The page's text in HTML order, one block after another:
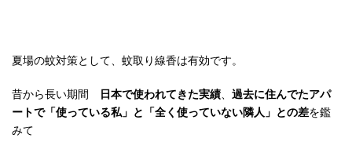
夏場の蚊対策として、蚊取り線香は有効です。
昔から長い期間 日本で使われてきた実績
過去に住んでたアパ
ートで「使っている私」と「全く使っていない隣人」との差を鑑
みて